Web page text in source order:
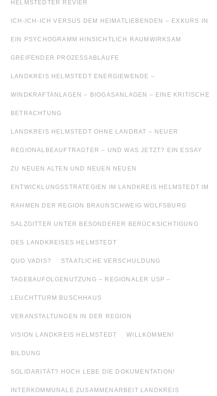
HELMSTEDTER REVIER
ICH-ICH-ICH VERSUS DEM HEIMATLIEBENDEN – EXKURS IN
EIN PSYCHOGRAMM HINSICHTLICH RAUMWIRKSAM
GREIFENDER PROZESSABLÄUFE
LANDKREIS HELMSTEDT ENERGIEWENDE –
WINDKRAFTANLAGEN – BIOGASANLAGEN – EINE KRITISCHE
BETRACHTUNG
LANDKREIS HELMSTEDT OHNE LANDRAT – NEUER
REGIONALBEAUFTRAGTER – UND WAS JETZT? EIN ESSAY
ZU NEUEN ALTEN UND NEUEN NEUEN
ENTWICKLUNGSSTRATEGIEN IM LANDKREIS HELMSTEDT IM
RAHMEN DER REGION BRAUNSCHWEIG WOLFSBURG
SALZGITTER UNTER BESONDERER BERÜCKSICHTIGUNG
DES LANDKREISES HELMSTEDT
QUO VADIS? STAATLICHE VERSCHULDUNG
TAGEBAUFOLGENUTZUNG – REGIONALER USP –
LEUCHTTURM BUSCHHAUS
VERANSTALTUNGEN IN DER REGION
VISION LANDKREIS HELMSTEDT WILLKOMMEN!
BILDUNG
SOLIDARITÄT? HOCH LEBE DIE DOKUMENTATION!
INTERKOMMUNALE ZUSAMMENARBEIT LANDKREIS